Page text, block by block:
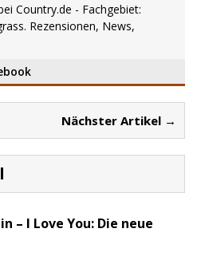
Country.de - Fachgebiet:
Rezensionen, News,
Nächster Artikel →
– I Love You: Die neue